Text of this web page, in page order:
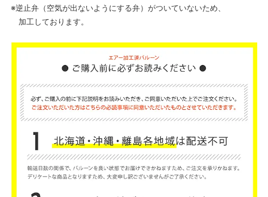
※逆止弁（空気が出ないようにする弁）がついていないため、
加工しております。